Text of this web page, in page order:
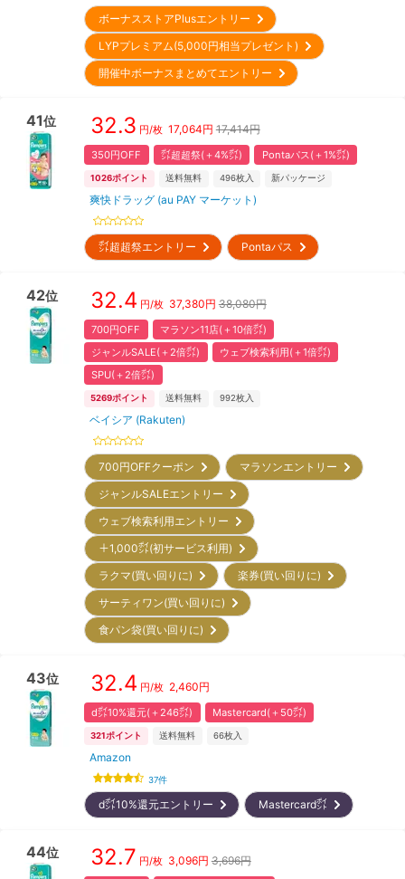
ボーナスストアPlusエントリー
LYPプレミアム(5,000円相当プレゼント)
開催中ボーナスまとめてエントリー
41位 32.3 円/枚 17,064円 17,414円
350円OFF ㌽超超祭(＋4%㌽) Pontaパス(＋1%㌽)
1026ポイント 送料無料 496枚入 新パッケージ
爽快ドラッグ (au PAY マーケット)
㌽超超祭エントリー Pontaパス
42位 32.4 円/枚 37,380円 38,080円
700円OFF
マラソン11店(＋10倍㌽)
ジャンルSALE(＋2倍㌽)
ウェブ検索利用(＋1倍㌽)
SPU(＋2倍㌽)
5269ポイント 送料無料 992枚入
ベイシア (Rakuten)
700円OFFクーポン
マラソンエントリー
ジャンルSALEエントリー
ウェブ検索利用エントリー
＋1,000㌽(初サービス利用)
ラクマ(買い回りに)
楽券(買い回りに)
サーティワン(買い回りに)
食パン袋(買い回りに)
43位 32.4 円/枚 2,460円
d㌽10%還元(＋246㌽) Mastercard(＋50㌽)
321ポイント 送料無料 66枚入
Amazon
37件
d㌽10%還元エントリー Mastercard㌽
44位 32.7 円/枚 3,096円 3,696円